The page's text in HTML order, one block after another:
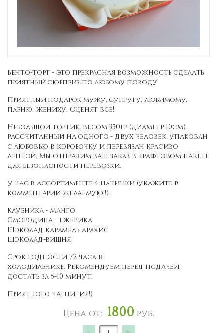
Бенто-торт - это прекрасная возможность сделать
приятный сюрприз по любому поводу!
Приятный подарок мужу, супругу, любимому,
парню, жениху. Оценят все!
Небольшой тортик, весом 350гр (диаметр 10см),
рассчитанный на одного - двух человек, упакован
с любовью в коробочку и перевязан красиво
лентой. Мы отправим ваш заказ в крафтовом пакете
для безопасности перевозки.
У нас в ассортименте 4 начинки (укажите в
комментарии желаемую!!):
Клубника - Манго
Смородина - ежевика
Шоколад-карамель-арахис
Шоколад-вишня
Срок годности 72 часа в
холодильнике. Рекомендуем перед подачей
достать за 5-10 минут.
Приятного чаепития!)
Цена от: 1800 руб.
- +